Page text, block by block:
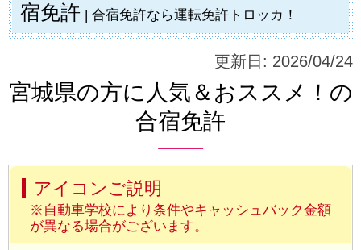
宿免許 | 合宿免許なら運転免許トロッカ！
更新日: 2026/04/24
宮城県の方に人気＆おススメ！の
合宿免許
アイコンご説明
※自動車学校により条件やキャッシュバック金額
が異なる場合がございます。